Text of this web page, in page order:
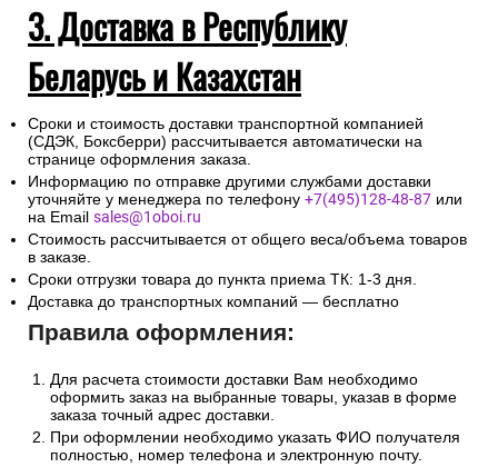
3. Доставка в Республику
Беларусь и Казахстан
Сроки и стоимость доставки транспортной компанией
(СДЭК, Боксберри) рассчитывается автоматически на
странице оформления заказа.
Информацию по отправке другими службами доставки
уточняйте у менеджера по телефону +7(495)128-48-87 или
на Email sales@1oboi.ru
Стоимость рассчитывается от общего веса/объема товаров
в заказе.
Сроки отгрузки товара до пункта приема ТК: 1-3 дня.
Доставка до транспортных компаний — бесплатно
Правила оформления:
Для расчета стоимости доставки Вам необходимо
оформить заказ на выбранные товары, указав в форме
заказа точный адрес доставки.
При оформлении необходимо указать ФИО получателя
полностью, номер телефона и электронную почту.